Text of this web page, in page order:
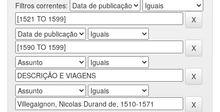
Filtros correntes: